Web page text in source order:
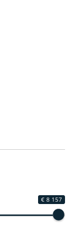
€ 8 157